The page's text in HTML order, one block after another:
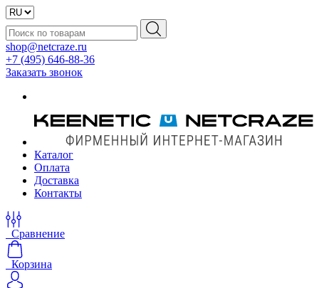
shop@netcraze.ru
+7 (495) 646-88-36
Заказать звонок
Каталог
Оплата
Доставка
Контакты
Сравнение
Корзина